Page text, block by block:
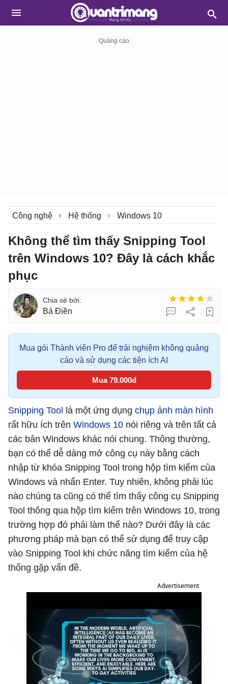
Công nghệ Hệ thống Windows 10
Không thể tìm thấy Snipping Tool
trên Windows 10? Đây là cách khắc
phục
Bá Điền
Mua gói Thành viên Pro để trải nghiệm không quảng
cáo và sử dụng các tiện ích AI
Mua 79.000đ
Snipping Tool là một ứng dụng chụp ảnh màn hình
rất hữu ích trên Windows 10 nói riêng và trên tất cả
các bản Windows khác nói chung. Thông thường,
bạn có thể dễ dàng mở công cụ này bằng cách
nhập từ khóa Snipping Tool trong hộp tìm kiếm của
Windows và nhấn Enter. Tuy nhiên, không phải lúc
nào chúng ta cũng có thể tìm thấy công cụ Snipping
Tool thông qua hộp tìm kiếm trên Windows 10, trong
trường hợp đó phải làm thế nào? Dưới đây là các
phương pháp mà bạn có thể sử dụng để truy cập
vào Snipping Tool khi chức năng tìm kiếm của hệ
thống gặp vấn đề.
Advertisement